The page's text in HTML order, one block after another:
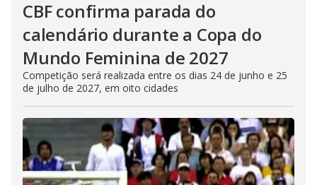
CBF confirma parada do
calendário durante a Copa do
Mundo Feminina de 2027
Competição será realizada entre os dias 24 de junho e 25
de julho de 2027, em oito cidades